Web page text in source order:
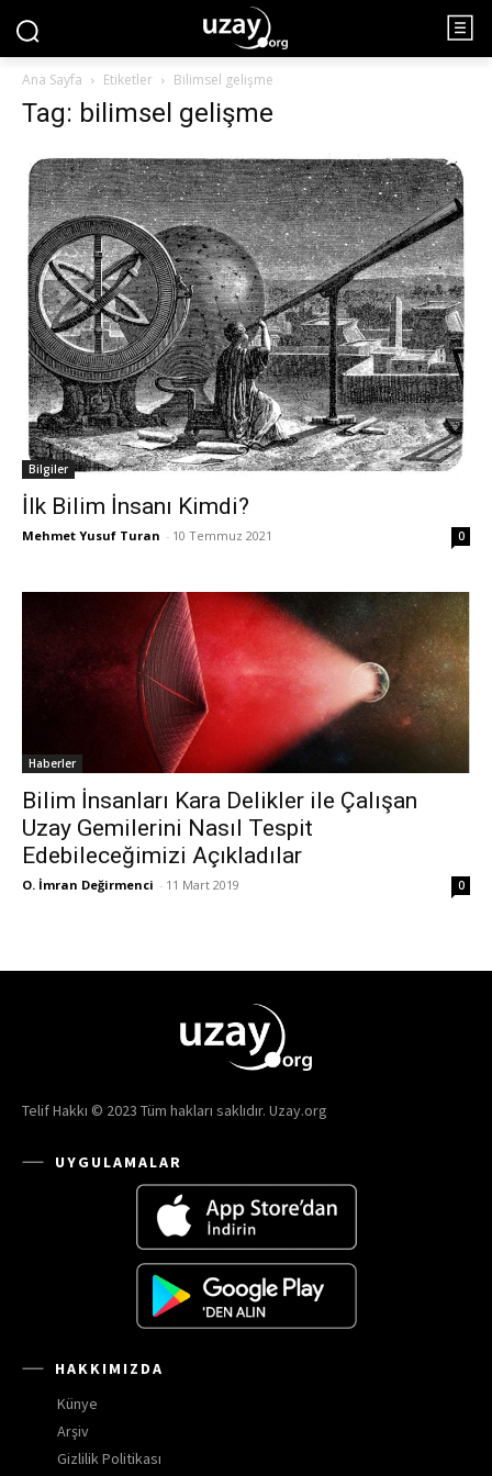
Ana Sayfa Etiketler Bilimsel gelişme
Tag: bilimsel gelişme
Bilgiler
İlk Bilim İnsanı Kimdi?
Mehmet Yusuf Turan - 10 Temmuz 2021 0
Haberler
Bilim İnsanları Kara Delikler ile Çalışan
Uzay Gemilerini Nasıl Tespit
Edebileceğimizi Açıkladılar
O. İmran Değirmenci - 11 Mart 2019 0
Telif Hakkı © 2023 Tüm hakları saklıdır. Uzay.org
UYGULAMALAR
HAKKIMIZDA
Künye
Arşiv
Gizlilik Politikası